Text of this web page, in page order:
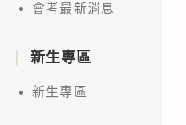
會考最新消息
新生專區
新生專區